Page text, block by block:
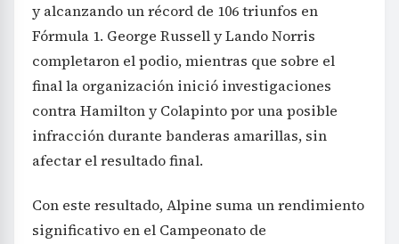
y alcanzando un récord de 106 triunfos en
Fórmula 1. George Russell y Lando Norris
completaron el podio, mientras que sobre el
final la organización inició investigaciones
contra Hamilton y Colapinto por una posible
infracción durante banderas amarillas, sin
afectar el resultado final.
Con este resultado, Alpine suma un rendimiento
significativo en el Campeonato de